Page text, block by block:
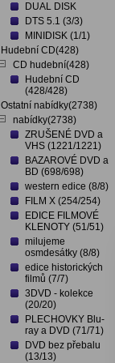
DUAL DISK
DTS 5.1 (3/3)
MINIDISK (1/1)
Hudební CD(428)
CD hudební(428)
Hudební CD
(428/428)
Ostatní nabídky(2738)
nabídky(2738)
ZRUŠENÉ DVD a
VHS (1221/1221)
BAZAROVÉ DVD a
BD (698/698)
western edice (8/8)
FILM X (254/254)
EDICE FILMOVÉ
KLENOTY (51/51)
milujeme
osmdesátky (8/8)
edice historických
filmů (7/7)
3DVD - kolekce
(20/20)
PLECHOVKY Blu-
ray a DVD (71/71)
DVD bez přebalu
(13/13)